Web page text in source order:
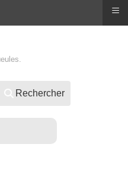
Rechercher
≡